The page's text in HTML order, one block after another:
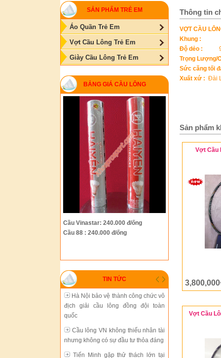
SẢN PHẨM TRẺ EM
Áo Quần Trẻ Em
Vợt Cầu Lông Trẻ Em
Giày Cầu Lông Trẻ Em
BẢNG GIÁ CẦU LÔNG
Cầu Vinastar: 240.000 đ/ống
Cầu 88 : 240.000 đ/ống
TIN TỨC
Hà Nội bảo vệ thành công chức vô
địch giải cầu lông đồng đội toàn
Cầu lông VN không thiếu nhân tài
nhưng không có sự đầu tư thỏa đáng
Tiến Minh gặp thử thách lớn tại
giải Trung Quốc mở rộng
Sự phát triển thiếu đồng bộ của
cầu lông Việt Nam
Hà Nội bảo vệ thành công chức vô
địch giải cầu lông đồng đội toàn
quốc
Cầu lông VN không thiếu nhân tài
nhưng không có sự đầu tư thỏa đáng
Tiến Minh gặp thử thách lớn tại
Thông tin
VỢT CẦU
Khung :
Độ dẻo :
Trọng Lượng/
Sức căng tối
Xuất xứ : Đài
Sản phẩm
Vợt Cầu
3,800,000
Vợt Cầu